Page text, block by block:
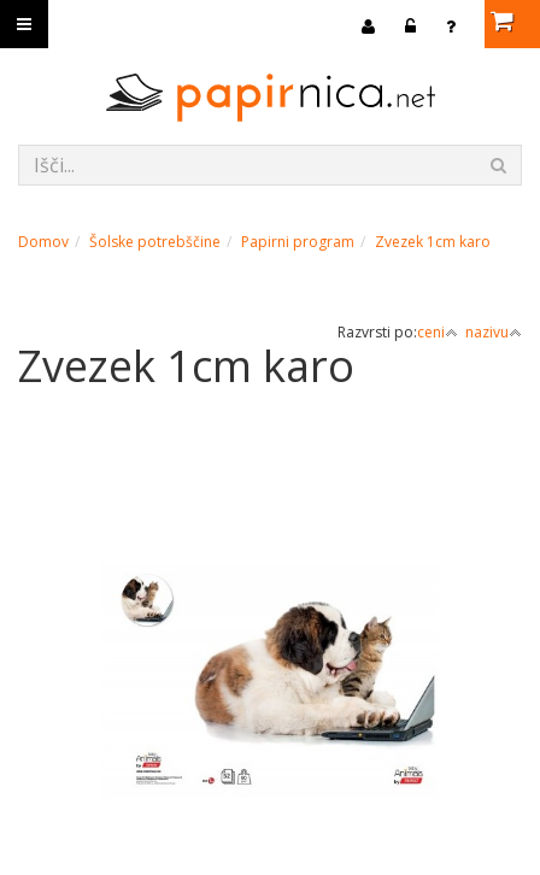
Domov Šolske potrebščine Papirni program Zvezek 1cm karo
Razvrsti po:ceni nazivu
Zvezek 1cm karo